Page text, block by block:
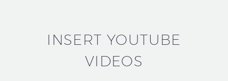
INSERT YOUTUBE
VIDEOS